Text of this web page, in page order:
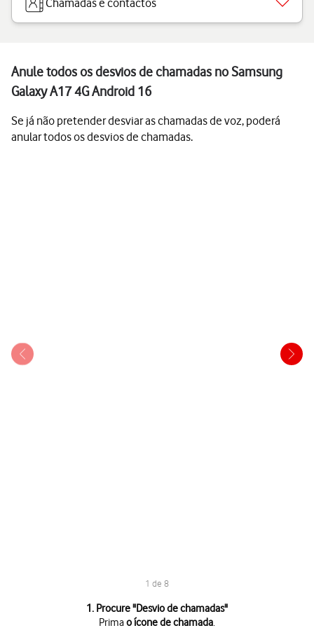
Chamadas e contactos
Anule todos os desvios de chamadas no Samsung
Galaxy A17 4G Android 16
Se já não pretender desviar as chamadas de voz, poderá
anular todos os desvios de chamadas.
1 de 8
1. Procure "Desvio de chamadas"
Primao ícone de chamada.